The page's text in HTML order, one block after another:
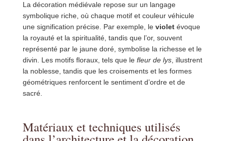
La décoration médiévale repose sur un langage
symbolique riche, où chaque motif et couleur véhicule
une signification précise. Par exemple, le violetévoque
la royauté et la spiritualité, tandis que l’or, souvent
représenté par le jaune doré, symbolise la richesse et le
divin. Les motifs floraux, tels que le fleur de lys, illustrent
la noblesse, tandis que les croisements et les formes
géométriques renforcent le sentiment d’ordre et de
sacré.
Matériaux et techniques utilisés